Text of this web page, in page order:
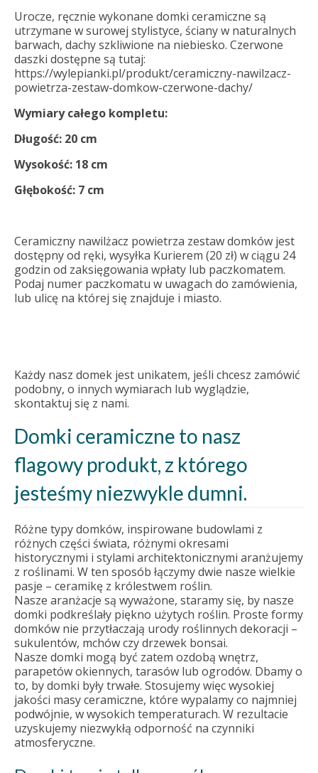
Urocze, ręcznie wykonane domki ceramiczne są
utrzymane w surowej stylistyce, ściany w naturalnych
barwach, dachy szkliwione na niebiesko. Czerwone
daszki dostępne są tutaj:
https://wylepianki.pl/produkt/ceramiczny-nawilzacz-
powietrza-zestaw-domkow-czerwone-dachy/
Wymiary całego kompletu:
Długość: 20 cm
Wysokość: 18 cm
Głębokość: 7 cm
Ceramiczny nawilżacz powietrza zestaw domków jest
dostępny od ręki, wysyłka Kurierem (20 zł) w ciągu 24
godzin od zaksięgowania wpłaty lub paczkomatem.
Podaj numer paczkomatu w uwagach do zamówienia,
lub ulicę na której się znajduje i miasto.
Każdy nasz domek jest unikatem, jeśli chcesz zamówić
podobny, o innych wymiarach lub wyglądzie,
skontaktuj się z nami.
Domki ceramiczne to nasz
flagowy produkt, z którego
jesteśmy niezwykle dumni.
Różne typy domków, inspirowane budowlami z
różnych części świata, różnymi okresami
historycznymi i stylami architektonicznymi aranżujemy
z roślinami. W ten sposób łączymy dwie nasze wielkie
pasje – ceramikę z królestwem roślin.
Nasze aranżacje są wyważone, staramy się, by nasze
domki podkreślały piękno użytych roślin. Proste formy
domków nie przytłaczają urody roślinnych dekoracji –
sukulentów, mchów czy drzewek bonsai.
Nasze domki mogą być zatem ozdobą wnętrz,
parapetów okiennych, tarasów lub ogrodów. Dbamy o
to, by domki były trwałe. Stosujemy więc wysokiej
jakości masy ceramiczne, które wypalamy co najmniej
podwójnie, w wysokich temperaturach. W rezultacie
uzyskujemy niezwykłą odporność na czynniki
atmosferyczne.